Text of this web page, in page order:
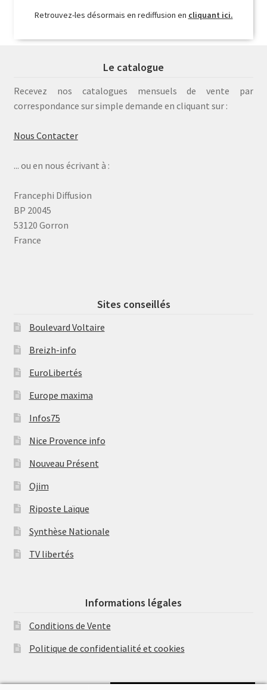
Retrouvez-les désormais en rediffusion en cliquant ici.
Le catalogue
Recevez nos catalogues mensuels de vente par
correspondance sur simple demande en cliquant sur :
Nous Contacter
... ou en nous écrivant à :
Francephi Diffusion
BP 20045
53120 Gorron
France
Sites conseillés
Boulevard Voltaire
Breizh-info
EuroLibertés
Europe maxima
Infos75
Nice Provence info
Nouveau Présent
Ojim
Riposte Laïque
Synthèse Nationale
TV libertés
Informations légales
Conditions de Vente
Politique de confidentialité et cookies